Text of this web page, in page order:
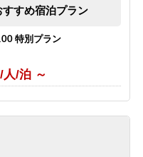
ンorグラスジュース付き、
/泊 ～
しのにごり湯温泉と夕食時
/泊 ～
すすめ宿泊プラン
特別プラン
人/泊 ～